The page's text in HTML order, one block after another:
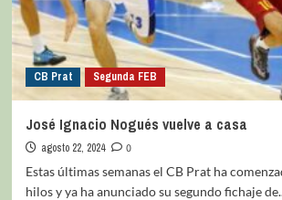
CB Prat Segunda FEB
José Ignacio Nogués vuelve a casa
agosto 22, 2024
0
Estas últimas semanas el CB Prat ha
hilos y ya ha anunciado su segundo fichaje